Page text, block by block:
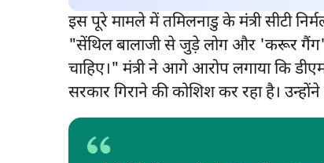
इस पूरे मामले में तमिलनाडु के मंत्री सीटी
"सेंथिल बालाजी से जुड़े लोग और 'करूर गैंग'
चाहिए।" मंत्री ने आगे आरोप लगाया कि
सरकार गिराने की कोशिश कर रहा है। उन्होंने